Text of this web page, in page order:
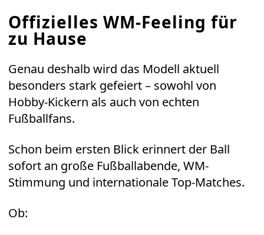
Offizielles WM-Feeling für
zu Hause
Genau deshalb wird das Modell aktuell
besonders stark gefeiert – sowohl von
Hobby-Kickern als auch von echten
Fußballfans.
Schon beim ersten Blick erinnert der Ball
sofort an große Fußballabende, WM-
Stimmung und internationale Top-Matches.
Ob: